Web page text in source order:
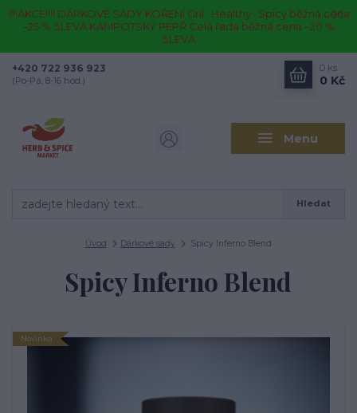
!!!!AKCE!!!! DÁRKOVÉ SADY KOŘENÍ Gril · Healthy · Spicy běžná cena
–25 % SLEVA KAMPOTSKÝ PEPŘ Celá řada běžná cena –20 %
SLEVA
Menu
Hledat
+420 722 936 923
(Po-Pá, 8-16 hod.)
0 ks
0 Kč
Úvod Dárkové sady Spicy Inferno Blend
Spicy Inferno Blend
Novinka